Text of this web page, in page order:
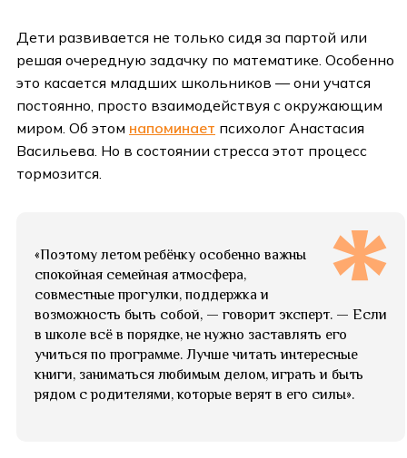
Дети развивается не только сидя за партой или
решая очередную задачку по математике. Особенно
это касается младших школьников — они учатся
постоянно, просто взаимодействуя с окружающим
миром. Об этом напоминает психолог Анастасия
Васильева. Но в состоянии стресса этот процесс
тормозится.
«Поэтому летом ребёнку особенно важны
спокойная семейная атмосфера,
совместные прогулки, поддержка и
возможность быть собой, — говорит эксперт. — Если
в школе всё в порядке, не нужно заставлять его
учиться по программе. Лучше читать интересные
книги, заниматься любимым делом, играть и быть
рядом с родителями, которые верят в его силы».